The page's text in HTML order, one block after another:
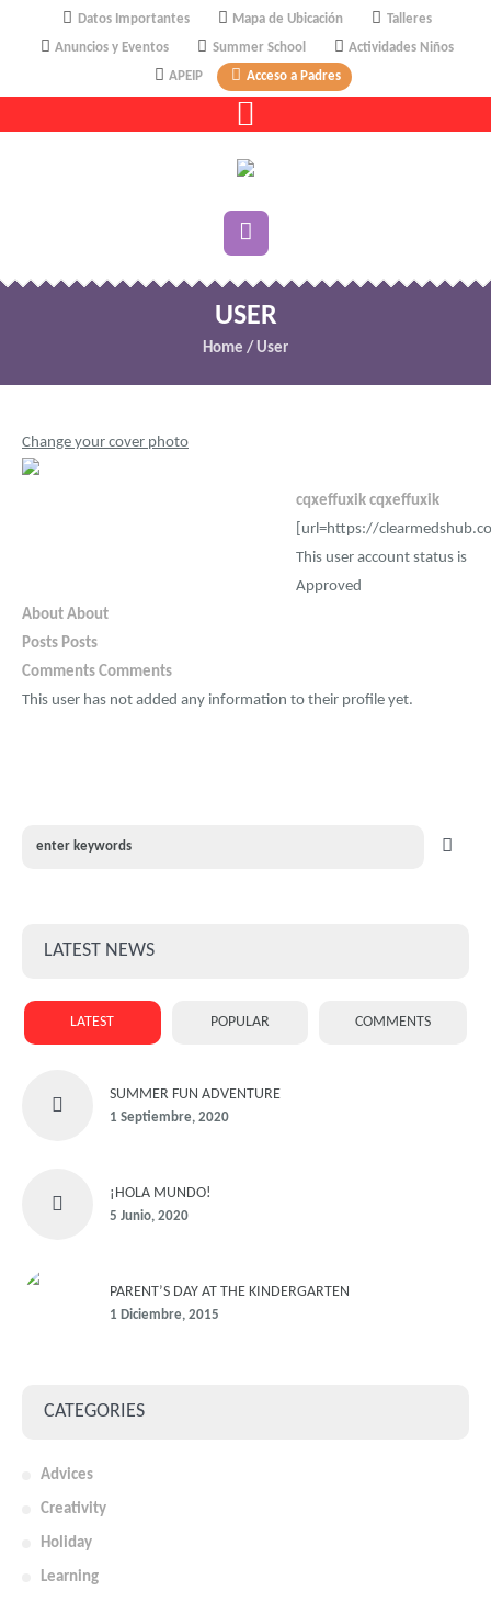
Datos Importantes Mapa de Ubicación
Talleres
Anuncios y Eventos
Summer School
Actividades Niños
APEIP
Acceso a Padres
USER
Home / User
Change your cover photo
cqxeffuxik cqxeffuxik
[url=https://
This user account status is
Approved
About About
Posts Posts
Comments Comments
This user has not added any information to their profile yet.
LATEST NEWS
LATEST POPULAR COMMENTS
SUMMER FUN ADVENTURE
1 Septiembre, 2020
¡HOLA MUNDO!
5 Junio, 2020
PARENT’S DAY AT THE KINDERGARTEN
1 Diciembre, 2015
CATEGORIES
Advices
Creativity
Holiday
Learning